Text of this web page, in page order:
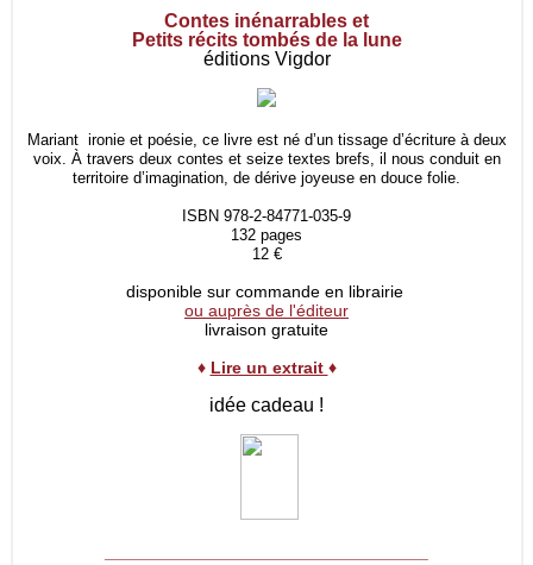
Contes inénarrables et
Petits récits tombés de la lune
éditions Vigdor
Mariant ironie et poésie, ce livre est né d’un tissage d’écriture à deux
voix. À travers deux contes et seize textes brefs, il nous conduit en
territoire d’imagination, de dérive joyeuse en douce folie.
ISBN 978-2-84771-035-9
132 pages
12 €
disponible sur commande en librairie
ou auprès de l'éditeur
livraison gratuite
♦ Lire un extrait ♦
idée cadeau !